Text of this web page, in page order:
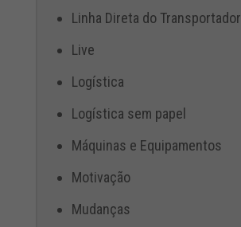
Linha Direta do Transportador
Live
Logística
Logística sem papel
Máquinas e Equipamentos
Motivação
Mudanças